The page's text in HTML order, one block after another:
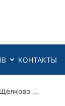
КОНТАКТЫ
Щёлково …